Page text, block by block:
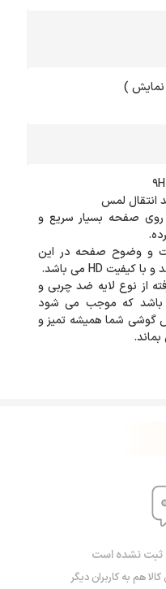
)
میزان سختی ۹H
بالاترین درصد انتقال لمس
روی صفحه بسیار سریع و
و وضوح صفحه در این
از نوع لایه ضد چربی و
که موجب می شود
گوشی شما همیشه تمیز و
ثبت نشده است
هم به کاربران دیگر